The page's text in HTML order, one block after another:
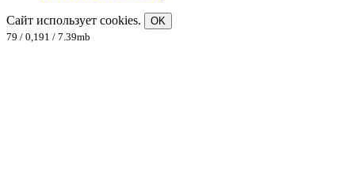
Сайт использует cookies.
OK
79 / 0,191 / 7.39mb